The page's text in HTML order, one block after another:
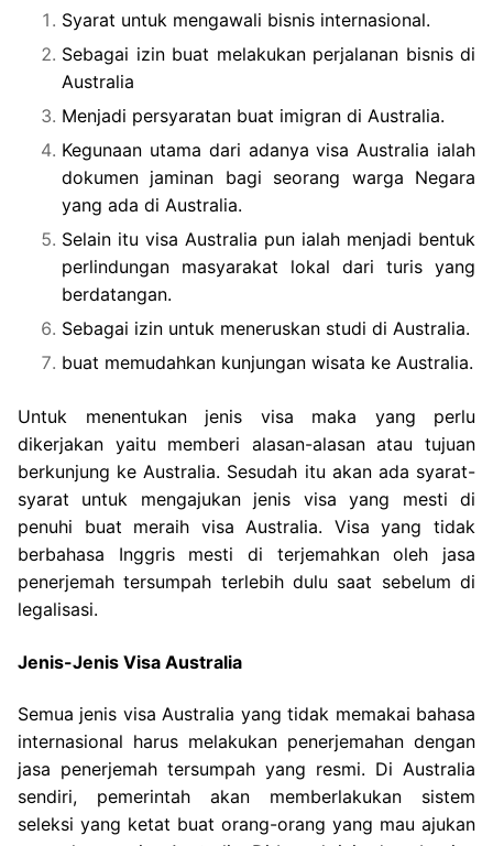
Syarat untuk mengawali bisnis internasional.
Sebagai izin buat melakukan perjalanan bisnis di
Australia
Menjadi persyaratan buat imigran di Australia.
Kegunaan utama dari adanya visa Australia ialah
dokumen jaminan bagi seorang warga Negara
yang ada di Australia.
Selain itu visa Australia pun ialah menjadi bentuk
perlindungan masyarakat lokal dari turis yang
berdatangan.
Sebagai izin untuk meneruskan studi di Australia.
buat memudahkan kunjungan wisata ke Australia.
Untuk menentukan jenis visa maka yang perlu
dikerjakan yaitu memberi alasan-alasan atau tujuan
berkunjung ke Australia. Sesudah itu akan ada syarat-
syarat untuk mengajukan jenis visa yang mesti di
penuhi buat meraih visa Australia. Visa yang tidak
berbahasa Inggris mesti di terjemahkan oleh jasa
penerjemah tersumpah terlebih dulu saat sebelum di
legalisasi.
Jenis-Jenis Visa Australia
Semua jenis visa Australia yang tidak memakai bahasa
internasional harus melakukan penerjemahan dengan
jasa penerjemah tersumpah yang resmi. Di Australia
sendiri, pemerintah akan memberlakukan sistem
seleksi yang ketat buat orang-orang yang mau ajukan